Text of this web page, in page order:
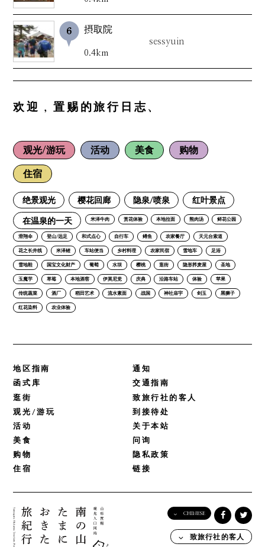
摂取院
sessyuin
0.4km
欢迎，置赐的旅行日志、
观光/游玩 活动 美食 购物
住宿
绝景观光 樱花回廊 隐泉/喷泉 红叶景点
在温泉的一天 米泽牛肉 赏花体验 本地拉面 熊肉汤 鲜花公园
滑翔伞 登山/远足 和式点心 自行车 鳟鱼 农家餐厅 天元台索道
花之长井线 米泽鲤 车站便当 乡村料理 农家民宿 雪地车 足浴
雪地鞋 国宝文化财产 葡萄 水坝 樱桃 逛街 隐形荞麦屋 圣地
玉魔芋 草莓 本地酒窖 伊莫尼党 庆典 沿路车站 体验 苹果
传统蔬菜 酒厂 稻田艺术 流水素面 战国 神社庙宇 剑玉 黑狮子
红花染料 农业体验
地区指南
函式库
逛街
观光/游玩
活动
美食
购物
住宿
通知
交通指南
致旅行社的客人
到接待处
关于本站
问询
隐私政策
链接
CHINESE
English
致旅行社的客人